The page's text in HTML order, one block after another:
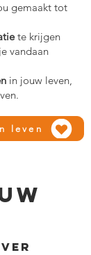
gemaakt tot
te krijgen
vandaan
in jouw leven,
leven